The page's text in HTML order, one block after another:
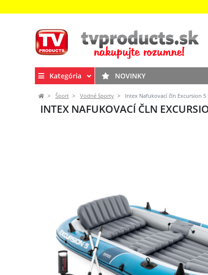
Kategória NOVINKY
Šport Vodné športy Intex Nafukovací čln Excursion 5
INTEX NAFUKOVACÍ ČLN